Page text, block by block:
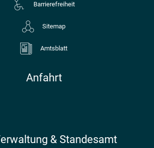
Barrierefreiheit
Sitemap
Amtsblatt
Anfahrt
& Standesamt